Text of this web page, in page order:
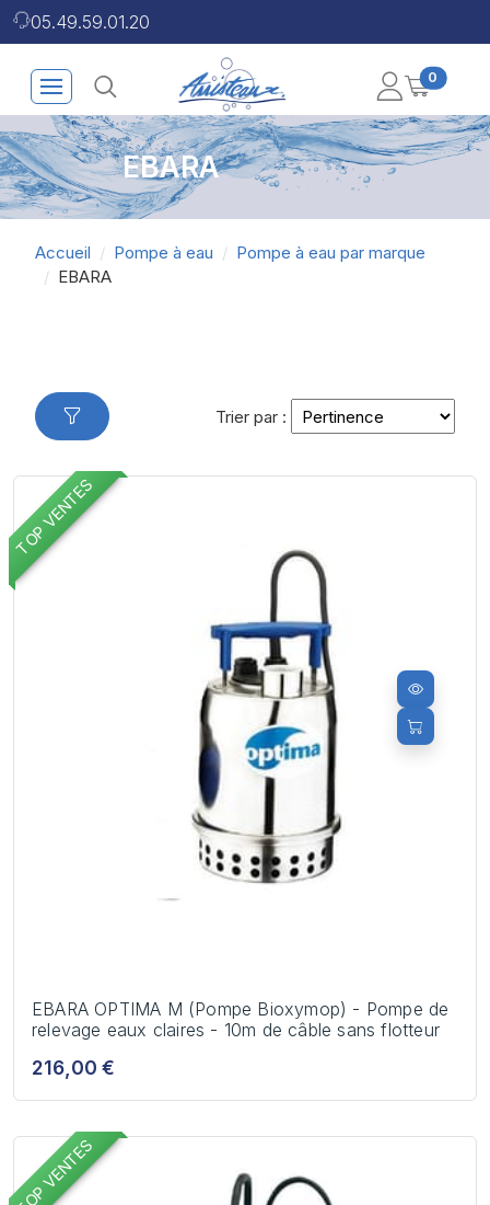
05.49.59.01.20
0
EBARA
Accueil Pompe à eau
Pompe à eau par marque
EBARA
Trier par :
TOP VENTES
EBARA OPTIMA M (Pompe Bioxymop) - Pompe de
relevage eaux claires - 10m de câble sans flotteur
216,00 €
TOP VENTES